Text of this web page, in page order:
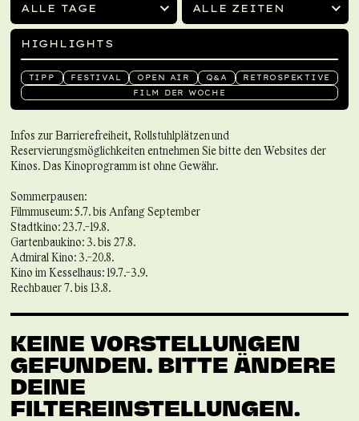
ALLE TAGE ALLE ZEITEN
HIGHLIGHTS
TIPP FESTIVAL OPEN AIR Q&A
RETROSPEKTIVE
FILM DER WOCHE
Infos zur Barrierefreiheit, Rollstuhlplätzen und
Reservierungsmöglichkeiten entnehmen Sie bitte den Websites der
Kinos. Das Kinoprogramm ist ohne Gewähr.
Sommerpausen:
Filmmuseum: 5.7. bis Anfang September
Stadtkino: 23.7.-19.8.
Gartenbaukino: 3. bis 27.8.
Admiral Kino: 3.-20.8.
Kino im Kesselhaus: 19.7.-3.9.
Rechbauer 7. bis 13.8.
KEINE VORSTELLUNGEN
GEFUNDEN. BITTE ÄNDERE
DEINE
FILTEREINSTELLUNGEN.